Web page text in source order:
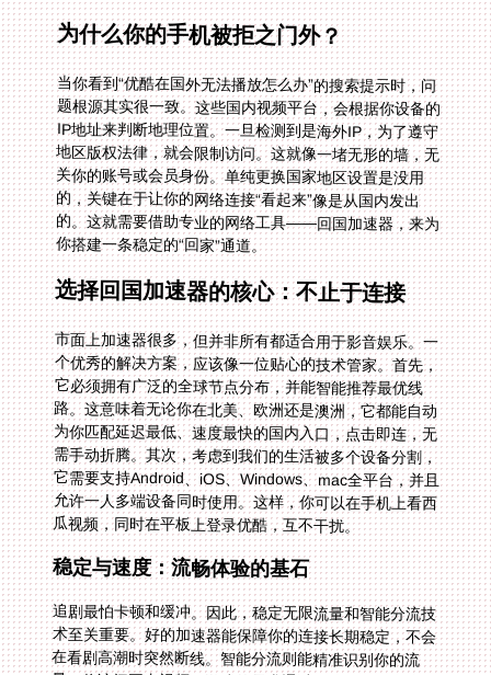
为什么你的手机被拒之门外？
当你看到“优酷在国外无法播放怎么办”的搜索提示时，问
题根源其实很一致。这些国内视频平台，会根据你设备的
IP地址来判断地理位置。一旦检测到是海外IP，为了遵守
地区版权法律，就会限制访问。这就像一堵无形的墙，无
关你的账号或会员身份。单纯更换国家地区设置是没用
的，关键在于让你的网络连接“看起来”像是从国内发出
的。这就需要借助专业的网络工具——回国加速器，来为
你搭建一条稳定的“回家”通道。
选择回国加速器的核心：不止于连接
市面上加速器很多，但并非所有都适合用于影音娱乐。一
个优秀的解决方案，应该像一位贴心的技术管家。首先，
它必须拥有广泛的全球节点分布，并能智能推荐最优线
路。这意味着无论你在北美、欧洲还是澳洲，它都能自动
为你匹配延迟最低、速度最快的国内入口，点击即连，无
需手动折腾。其次，考虑到我们的生活被多个设备分割，
它需要支持Android、iOS、Windows、mac全平台，并且
允许一人多端设备同时使用。这样，你可以在手机上看西
瓜视频，同时在平板上登录优酷，互不干扰。
稳定与速度：流畅体验的基石
追剧最怕卡顿和缓冲。因此，稳定无限流量和智能分流技
术至关重要。好的加速器能保障你的连接长期稳定，不会
在看剧高潮时突然断线。智能分流则能精准识别你的流
量，将访问国内视频、游戏的需求通过精选的回国专线传
输，而其他本地浏览则走普通通道，互不挤占。特别是对
于高清甚至4K流媒体，独享100M带宽的专线能确保画面